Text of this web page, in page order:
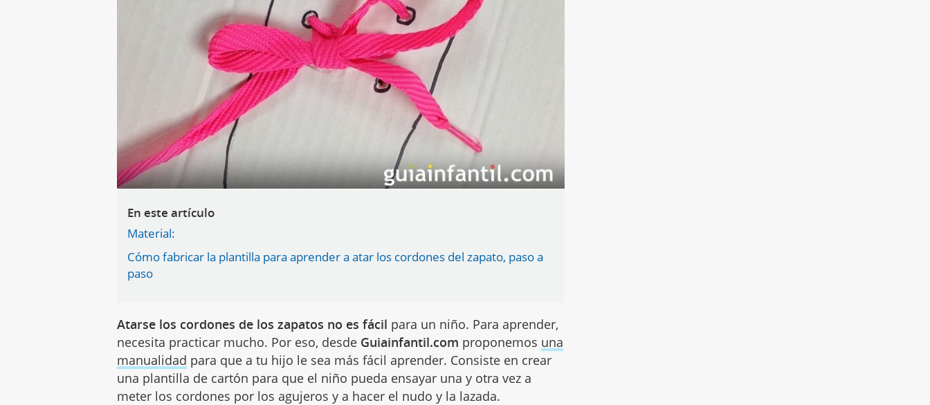
En este artículo
Material:
Cómo fabricar la plantilla para aprender a atar los cordones del zapato, paso a
paso
Atarse los cordones de los zapatos no es fácil para un niño. Para aprender,
necesita practicar mucho. Por eso, desde Guiainfantil.com proponemos una
manualidad para que a tu hijo le sea más fácil aprender. Consiste en crear
una plantilla de cartón para que el niño pueda ensayar una y otra vez a
meter los cordones por los agujeros y a hacer el nudo y la lazada.